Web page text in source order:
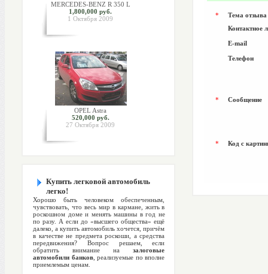
MERCEDES-BENZ R 350 L
1,800,000 руб.
1 Октября 2009
OPEL Astra
520,000 руб.
27 Октября 2009
Купить легковой автомобиль
легко!
Хорошо быть человеком обеспеченным,
чувствовать, что весь мир в кармане, жить в
роскошном доме и менять машины в год не
по разу. А если до «высшего общества» ещё
далеко, а купить автомобиль хочется, причём
в качестве не предмета роскоши, а средства
передвижения? Вопрос решаем, если
обратить внимание назалоговые
автомобили банков , реализуемые по вполне
приемлемым ценам.
*
Тема отзыва
Контактное
E-mail
Телефон
* Сообщение
* Код с